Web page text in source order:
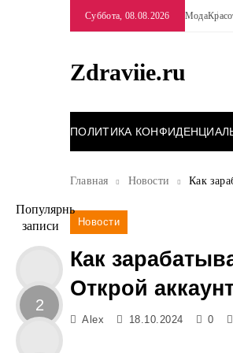
Суббота, 08.08.2026 Мода
Zdraviie.ru
ПОЛИТИКА
Главная Новости Как
Популярные
записи
2
Новости
Как
Открой
Alex 18.10.2024 0